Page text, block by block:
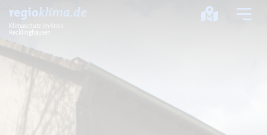
Klimaschutz im Kreis
Recklinghausen
Klima im Kreis
Klimawandel